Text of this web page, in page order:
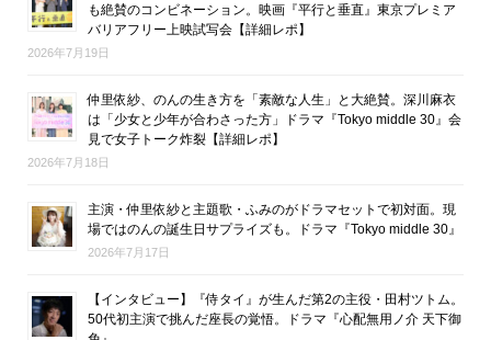
も絶賛のコンビネーション。映画『平行と垂直』東京プレミア
バリアフリー上映試写会【詳細レポ】
2026年7月19日
仲里依紗、のんの生き方を「素敵な人生」と大絶賛。深川麻衣
は「少女と少年が合わさった方」ドラマ『Tokyo middle 30』会
見で女子トーク炸裂【詳細レポ】
2026年7月18日
主演・仲里依紗と主題歌・ふみのがドラマセットで初対面。現
場ではのんの誕生日サプライズも。ドラマ『Tokyo middle 30』
2026年7月17日
【インタビュー】『侍タイ』が生んだ第2の主役・田村ツトム。
50代初主演で挑んだ座長の覚悟。ドラマ『心配無用ノ介 天下御